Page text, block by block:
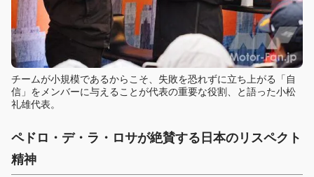
チームが小規模であるからこそ、失敗を恐れずに立ち上がる「自
信」をメンバーに与えることが代表の重要な役割、と語った小松
礼雄代表。
ペドロ・デ・ラ・ロサが絶賛する日本のリスペクト
精神